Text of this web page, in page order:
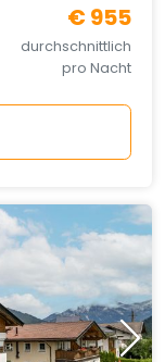
€ 955
durchschnittlich
pro Nacht